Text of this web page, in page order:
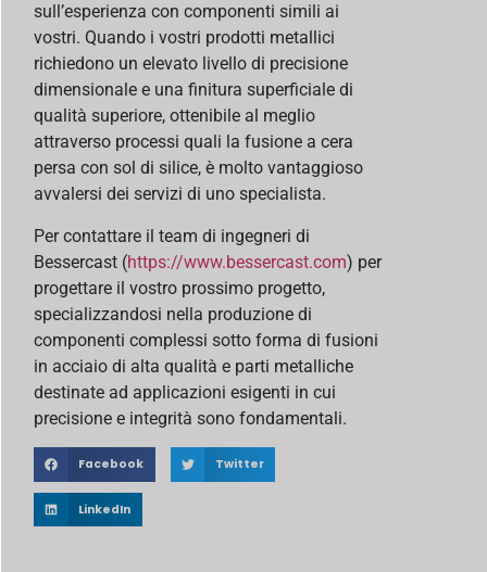
sull’esperienza con componenti simili ai
vostri. Quando i vostri prodotti metallici
richiedono un elevato livello di precisione
dimensionale e una finitura superficiale di
qualità superiore, ottenibile al meglio
attraverso processi quali la fusione a cera
persa con sol di silice, è molto vantaggioso
avvalersi dei servizi di uno specialista.
Per contattare il team di ingegneri di
Bessercast (https://www.bessercast.com) per
progettare il vostro prossimo progetto,
specializzandosi nella produzione di
componenti complessi sotto forma di fusioni
in acciaio di alta qualità e parti metalliche
destinate ad applicazioni esigenti in cui
precisione e integrità sono fondamentali.
Facebook Twitter
LinkedIn